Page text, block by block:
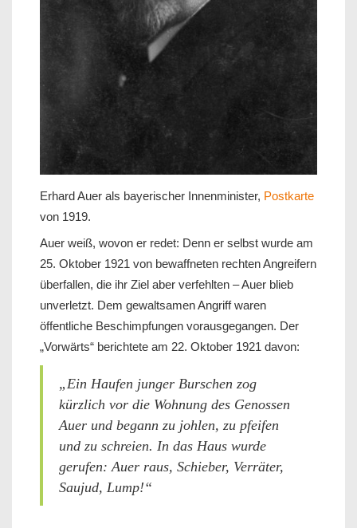
Erhard Auer als bayerischer Innenminister, Postkarte
von 1919.
Auer weiß, wovon er redet: Denn er selbst wurde am
25. Oktober 1921 von bewaffneten rechten Angreifern
überfallen, die ihr Ziel aber verfehlten – Auer blieb
unverletzt. Dem gewaltsamen Angriff waren
öffentliche Beschimpfungen vorausgegangen. Der
„Vorwärts“ berichtete am 22. Oktober 1921 davon:
„Ein Haufen junger Burschen zog
kürzlich vor die Wohnung des Genossen
Auer und begann zu johlen, zu pfeifen
und zu schreien. In das Haus wurde
gerufen: Auer raus, Schieber, Verräter,
Saujud, Lump!“